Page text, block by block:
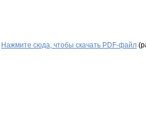
Нажмите сюда, чтобы скачать PDF-файл